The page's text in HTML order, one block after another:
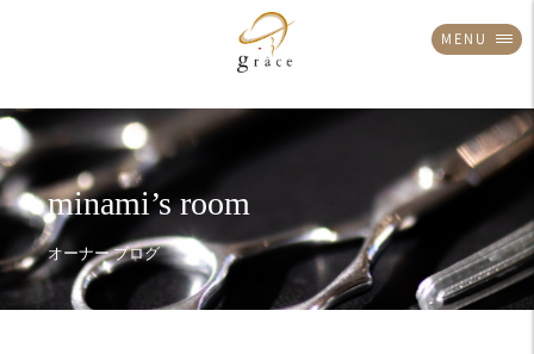
MENU